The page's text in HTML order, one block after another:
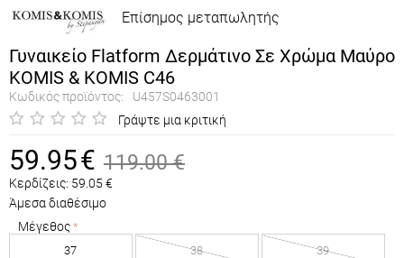
Επίσημος μεταπωλητής
Γυναικείο Flatform Δερμάτινο Σε Χρώμα Μαύρο
KOMIS & KOMIS C46
Κωδικός προϊόντος:
U457S0463001
Γράψτε μια κριτική
59.95€ 119.00 €
Κερδίζεις: 59.05 €
Άμεσα διαθέσιμο
Μέγεθος
37 38 39